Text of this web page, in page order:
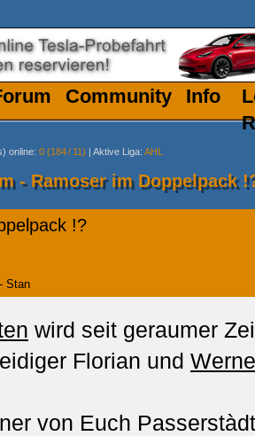
Community
Info
online: 0 (184/ 11) | Aktive Liga: AHL
- Ramoser im Doppelpack
!?
Stan
wird seit geraumer
Florian und
von Euch